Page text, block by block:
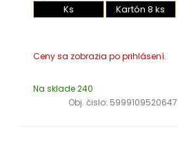
Ks Kartón 8 ks
Na sklade 240
Obj. čislo: 5999109520647